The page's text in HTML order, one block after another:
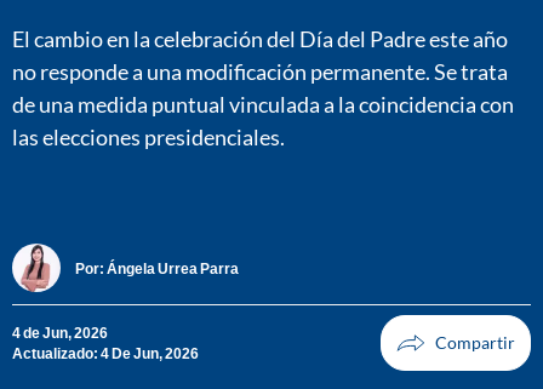
El cambio en la celebración del Día del Padre este año
no responde a una modificación permanente. Se trata
de una medida puntual vinculada a la coincidencia con
las elecciones presidenciales.
Por: Ángela Urrea Parra
4 de Jun, 2026
Actualizado: 4 De Jun, 2026